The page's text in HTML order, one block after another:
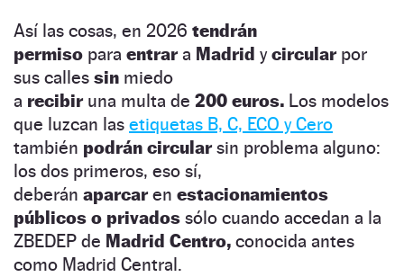
Así las cosas, en 2026 tendrán
permiso para entrara Madrid ycircular por
sus calles sin miedo
a recibir una multa de 200 euros. Los modelos
que luzcan las etiquetas B, C, ECO y Cero
también podrán circularsin problema alguno:
los dos primeros, eso sí,
deberán aparcaren estacionamientos
públicos o privados sólo cuando accedan a la
ZBEDEP de Madrid Centro, conocida antes
como Madrid Central.